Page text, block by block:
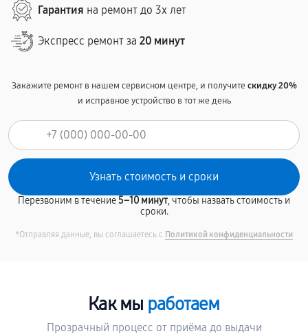
Гарантия на ремонт до 3х лет
Экспресс ремонт за 20 минут
Закажите ремонт в нашем сервисном центре, и получитескидку 20%
и исправное устройство в тот же день
Перезвоним в течение5–10 минут, чтобы назвать стоимость и
сроки.
*Отправляя данные, вы соглашаетесь с Политикой конфиденциальности
Как мы работаем
Прозрачный процесс от приёма до выдачи